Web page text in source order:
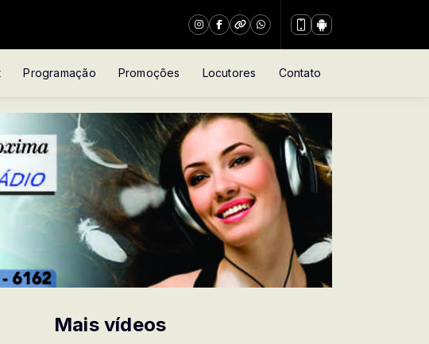
Programação Promoções Locutores Contato
Mais vídeos